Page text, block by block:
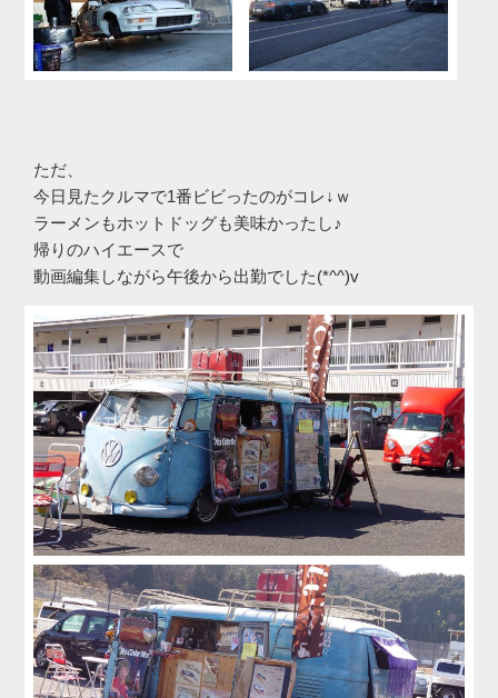
ただ、
今日見たクルマで1番ビビったのがコレ↓ｗ
ラーメンもホットドッグも美味かったし♪
帰りのハイエースで
動画編集しながら午後から出勤でした(*^^)v